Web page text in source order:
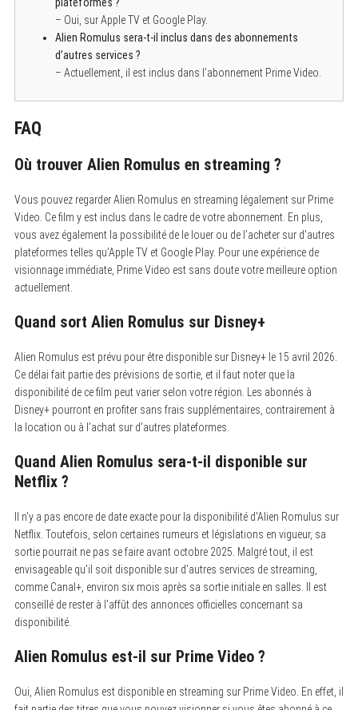
– Oui, sur Apple TV et Google Play.
Alien Romulus sera-t-il inclus dans des abonnements
d’autres services ?
– Actuellement, il est inclus dans l’abonnement Prime Video.
FAQ
Où trouver Alien Romulus en streaming ?
Vous pouvez regarder Alien Romulus en streaming légalement sur Prime
Video. Ce film y est inclus dans le cadre de votre abonnement. En plus,
vous avez également la possibilité de le louer ou de l’acheter sur d’autres
plateformes telles qu’Apple TV et Google Play. Pour une expérience de
visionnage immédiate, Prime Video est sans doute votre meilleure option
actuellement.
Quand sort Alien Romulus sur Disney+
Alien Romulus est prévu pour être disponible sur Disney+ le 15 avril 2026.
Ce délai fait partie des prévisions de sortie, et il faut noter que la
disponibilité de ce film peut varier selon votre région. Les abonnés à
Disney+ pourront en profiter sans frais supplémentaires, contrairement à
la location ou à l’achat sur d’autres plateformes.
Quand Alien Romulus sera-t-il disponible sur
Netflix ?
Il n’y a pas encore de date exacte pour la disponibilité d’Alien Romulus sur
Netflix. Toutefois, selon certaines rumeurs et législations en vigueur, sa
sortie pourrait ne pas se faire avant octobre 2025. Malgré tout, il est
envisageable qu’il soit disponible sur d’autres services de streaming,
comme Canal+, environ six mois après sa sortie initiale en salles. Il est
conseillé de rester à l’affût des annonces officielles concernant sa
disponibilité.
Alien Romulus est-il sur Prime Video ?
Oui, Alien Romulus est disponible en streaming sur Prime Video. En effet, il
S
a
c
: